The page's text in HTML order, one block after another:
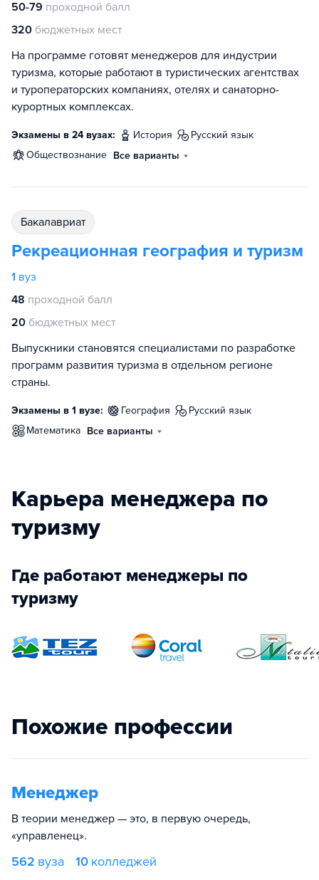
50-79 проходной балл
320 бюджетных мест
На программе готовят менеджеров для индустрии
туризма, которые работают в туристических агентствах
и туроператорских компаниях, отелях и санаторно-
курортных комплексах.
Экзамены в 24 вузах: история
русский язык
обществознание Все варианты
бакалавриат
Рекреационная география и туризм
1 вуз
48 проходной балл
20 бюджетных мест
Выпускники становятся специалистами по разработке
программ развития туризма в отдельном регионе
страны.
Экзамены в 1 вузе: география
русский язык
математика Все варианты
Карьера менеджера по
туризму
Где работают менеджеры по
туризму
Похожие профессии
Менеджер
В теории менеджер — это, в первую очередь,
«управленец».
562 вуза 10 колледжей